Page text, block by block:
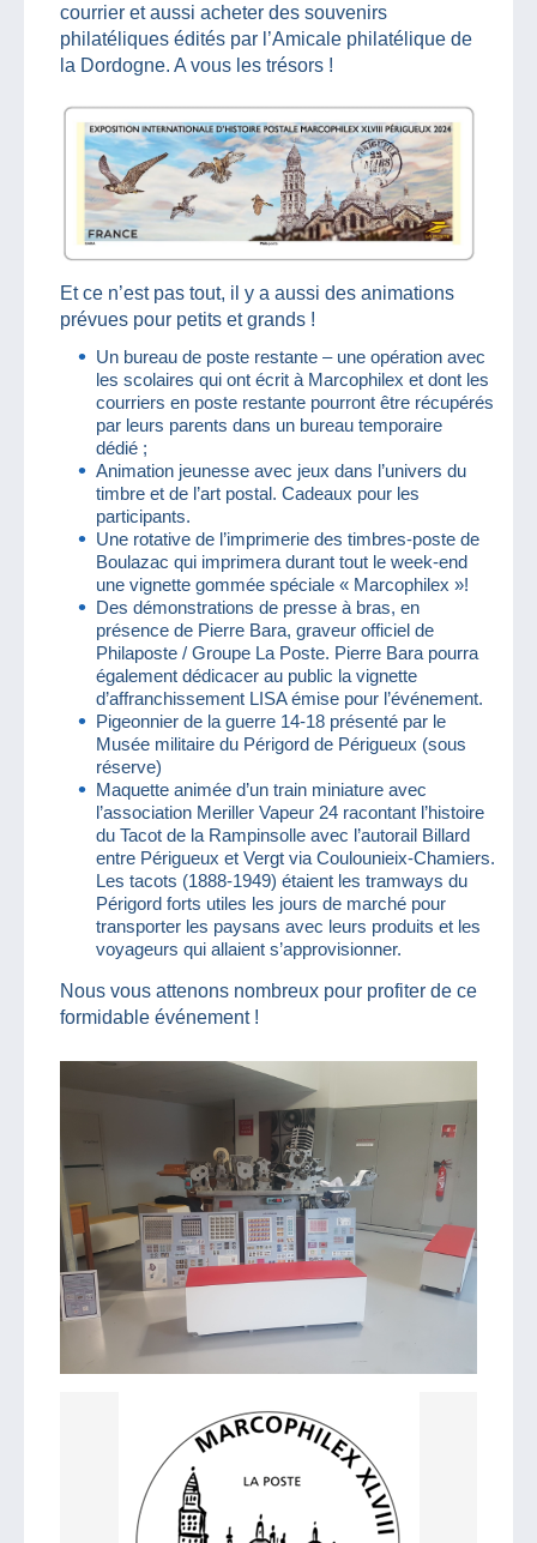
courrier et aussi acheter des souvenirs
philatéliques édités par l’Amicale philatélique de
la Dordogne. A vous les trésors !
Et ce n’est pas tout, il y a aussi des animations
prévues pour petits et grands !
Un bureau de poste restante – une opération avec
les scolaires qui ont écrit à Marcophilex et dont les
courriers en poste restante pourront être récupérés
par leurs parents dans un bureau temporaire
dédié ;
Animation jeunesse avec jeux dans l’univers du
timbre et de l’art postal. Cadeaux pour les
participants.
Une rotative de l’imprimerie des timbres-poste de
Boulazac qui imprimera durant tout le week-end
une vignette gommée spéciale « Marcophilex »!
Des démonstrations de presse à bras, en
présence de Pierre Bara, graveur officiel de
Philaposte / Groupe La Poste. Pierre Bara pourra
également dédicacer au public la vignette
d’affranchissement LISA émise pour l’événement.
Pigeonnier de la guerre 14-18 présenté par le
Musée militaire du Périgord de Périgueux (sous
réserve)
Maquette animée d’un train miniature avec
l’association Meriller Vapeur 24 racontant l’histoire
du Tacot de la Rampinsolle avec l’autorail Billard
entre Périgueux et Vergt via Coulounieix-Chamiers.
Les tacots (1888-1949) étaient les tramways du
Périgord forts utiles les jours de marché pour
transporter les paysans avec leurs produits et les
voyageurs qui allaient s’approvisionner.
Nous vous attenons nombreux pour profiter de ce
formidable événement !